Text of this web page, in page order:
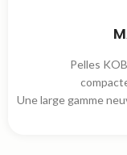
Pelles
Une large gamme